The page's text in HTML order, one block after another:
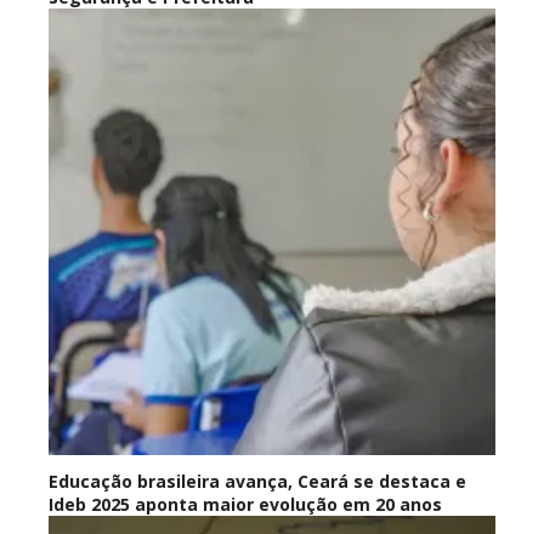
Educação brasileira avança, Ceará se destaca e
Ideb 2025 aponta maior evolução em 20 anos